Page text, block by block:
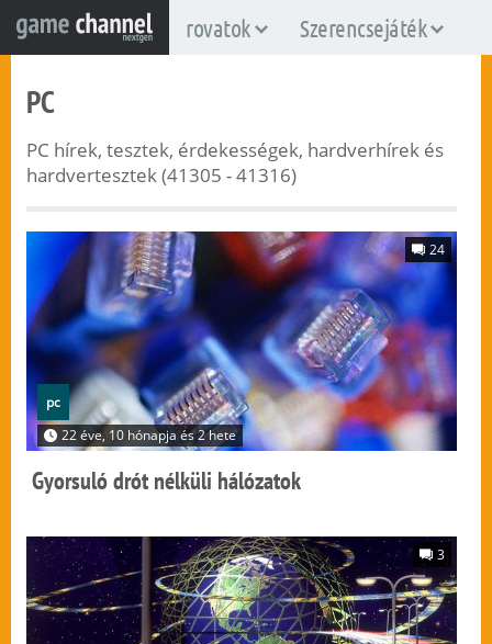
rovatok Szerencsejáték
PC
PC hírek, tesztek, érdekességek, hardverhírek és
hardvertesztek (41305 - 41316)
24
pc
22 éve, 10 hónapja és 2 hete
Gyorsuló drót nélküli hálózatok
3